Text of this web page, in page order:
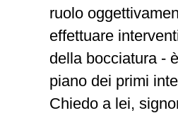
ruolo
effettuare
della bocciatura -
piano dei primi
Chiedo a lei,